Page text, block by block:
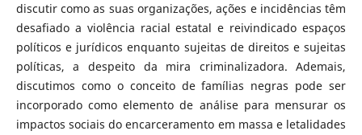
discutir como as suas organizações, ações e incidências têm
desafiado a violência racial estatal e reivindicado espaços
políticos e jurídicos enquanto sujeitas de direitos e sujeitas
políticas, a despeito da mira criminalizadora. Ademais,
discutimos como o conceito de famílias negras pode ser
incorporado como elemento de análise para mensurar os
impactos sociais do encarceramento em massa e letalidades